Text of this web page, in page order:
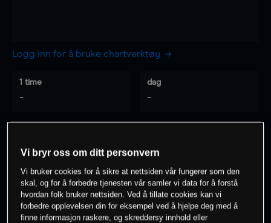
Logg inn for å bruke chartverktøy
1 time
-
dag
-
- -
0% av kunder erpå dette instrumentet
Vi bryr oss om ditt personvern
Vi bruker cookies for å sikre at nettsiden vår fungerer som den
skal, og for å forbedre tjenesten vår samler vi data for å forstå
hvordan folk bruker nettsiden. Ved å tillate cookies kan vi
forbedre opplevelsen din for eksempel ved å hjelpe deg med å
finne informasjon raskere, og skreddersy innhold eller